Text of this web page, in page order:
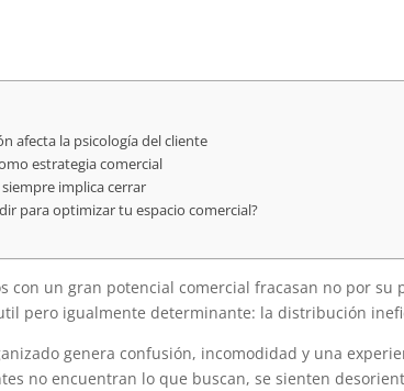
afecta la psicología del cliente
estrategia comercial
implica cerrar
para optimizar tu espacio comercial?
con un gran potencial comercial fracasan no por
pero igualmente determinante: la distribución
genera confusión, incomodidad y una
no encuentran lo que buscan, se sienten